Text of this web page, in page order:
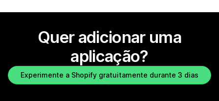
Quer adicionar uma
aplicação?
Experimente a Shopify gratuitamente durante 3 dias